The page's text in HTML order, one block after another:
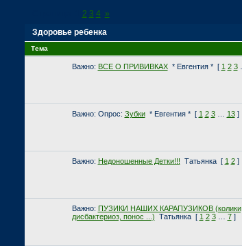
Здоровье ребенка
2 3 4 »
Тема
Важно: ВСЕ О ПРИВИВКАХ * Евгентия * [ 1 2 3
Важно: Опрос: Зубки * Евгентия * [ 1 2 3 13 ]
Важно: Недоношенные Детки!!! Татьянка [ 1 2 ]
Важно: ПУЗИКИ НАШИХ КАРАПУЗИКОВ (колики,
дисбактериоз, понос ...) Татьянка [ 1 2 3 7 ]